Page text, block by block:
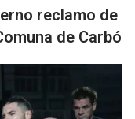
reclamo de
de Carbó